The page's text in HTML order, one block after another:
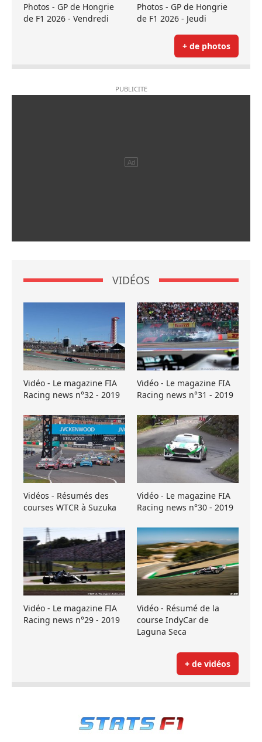
Photos - GP de Hongrie
de F1 2026 - Vendredi
Photos - GP de Hongrie
de F1 2026 - Jeudi
+ de photos
VIDÉOS
Vidéo - Le magazine FIA
Racing news n°32 - 2019
Vidéo - Le magazine FIA
Racing news n°31 - 2019
Vidéos - Résumés des
courses WTCR à Suzuka
Vidéo - Le magazine FIA
Racing news n°30 - 2019
Vidéo - Le magazine FIA
Racing news n°29 - 2019
Vidéo - Résumé de la
course IndyCar de
Laguna Seca
+ de vidéos